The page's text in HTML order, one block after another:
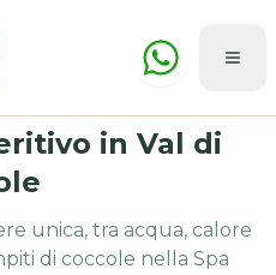
in Val di
unica, tra acqua, calore
di coccole nella Spa